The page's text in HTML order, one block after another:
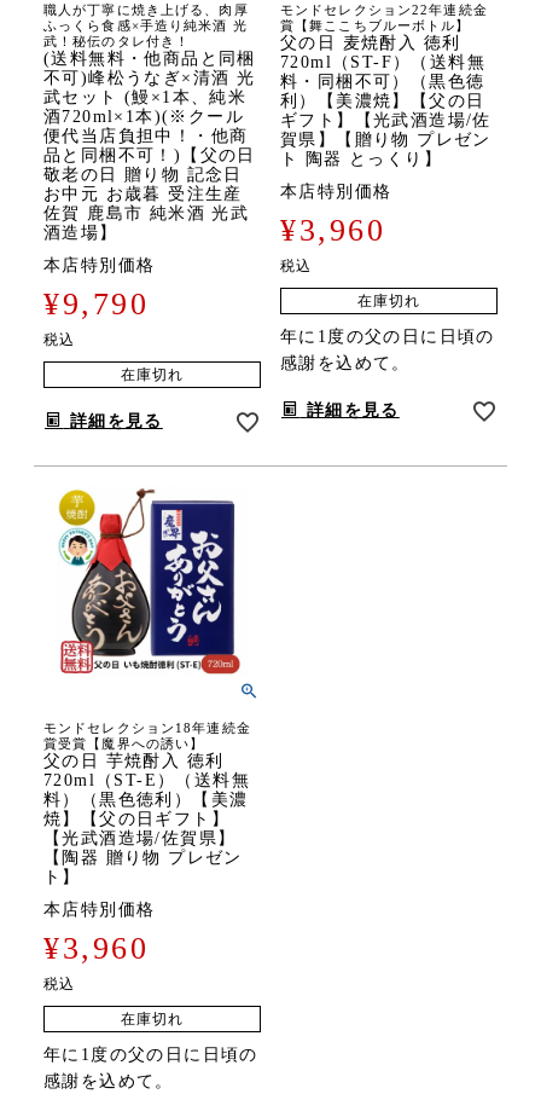
職人が丁寧に焼き上げる、肉厚
ふっくら食感×手造り純米酒 光
武！秘伝のタレ付き！
(送料無料・他商品と同梱
不可)峰松うなぎ×清酒 光
武セット (鰻×1本、純米
酒720ml×1本)(※クール
便代当店負担中！・他商
品と同梱不可！)【父の日
敬老の日 贈り物 記念日
お中元 お歳暮 受注生産
佐賀 鹿島市 純米酒 光武
酒造場】
本店特別価格
¥9,790
税込
在庫切れ
詳細を見る
モンドセレクション22年連続金
賞【舞ここちブルーボトル】
父の日 麦焼酎入 徳利
720ml（ST-F）（送料無
料・同梱不可）（黒色徳
利）【美濃焼】【父の日
ギフト】【光武酒造場/佐
賀県】【贈り物 プレゼン
ト 陶器 とっくり】
本店特別価格
¥3,960
税込
在庫切れ
年に1度の父の日に日頃の
感謝を込めて。
詳細を見る
モンドセレクション18年連続金
賞受賞【魔界への誘い】
父の日 芋焼酎入 徳利
720ml（ST-E）（送料無
料）（黒色徳利）【美濃
焼】【父の日ギフト】
【光武酒造場/佐賀県】
【陶器 贈り物 プレゼン
ト】
本店特別価格
¥3,960
税込
在庫切れ
年に1度の父の日に日頃の
感謝を込めて。